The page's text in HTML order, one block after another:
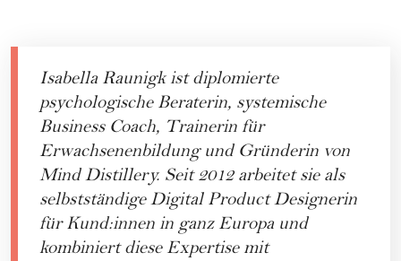
Isabella Raunigk ist diplomierte
psychologische Beraterin, systemische
Business Coach, Trainerin für
Erwachsenenbildung und Gründerin von
Mind Distillery. Seit 2012 arbeitet sie als
selbstständige Digital Product Designerin
für Kund:innen in ganz Europa und
kombiniert diese Expertise mit